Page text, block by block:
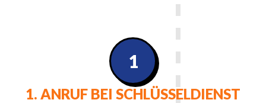
1. ANRUF BEI SCHLÜSSELDIENST
1